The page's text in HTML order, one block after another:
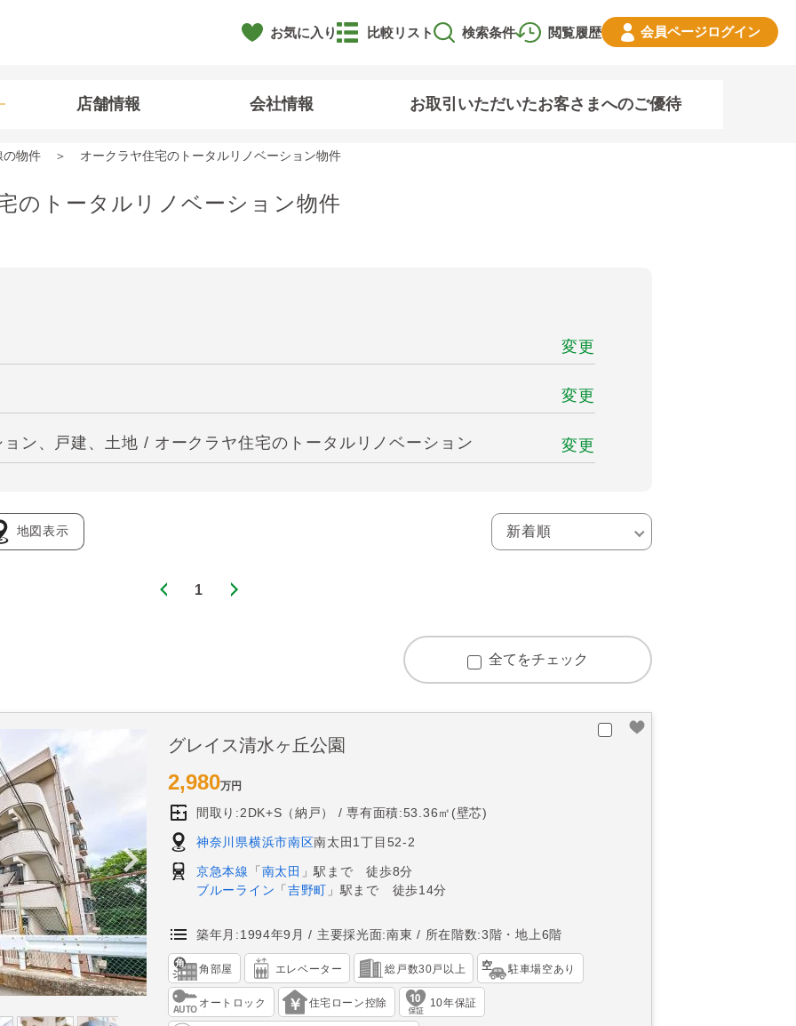
お気に入り 閲覧履歴
比較リスト 検索条件 会員ページログイン
店舗情報 会社情報 お取引いただいたお客さまへのご優待
の物件 オークラヤ住宅のトータルリノベーション物件
のトータルリノベーション物件
変更
変更
ン、戸建、土地 / オークラヤ住宅のトータルリノベーション 変更
地図表示
1
全てをチェック
グレイス清水ヶ丘公園
2,980万円
間取り:2DK+S（納戸） 専有面積:53.36㎡(壁芯)
神奈川県横浜市南区南太田1丁目52-2
京急本線 「 南太田 」駅まで 徒歩8分
ブルーライン 「 吉野町 」駅まで 徒歩14分
築年月:1994年9月 主要採光面:南東 所在階数:3階・地上6階
角部屋 エレベーター 総戸数30戸以上 駐車場空あり
オートロック 住宅ローン控除 10年保証